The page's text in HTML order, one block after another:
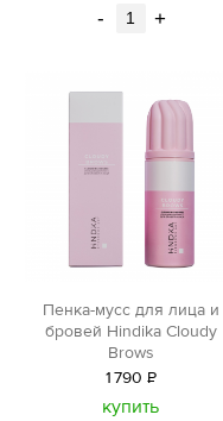
- +
Пенка-мусс для лица и
бровей Hindika Cloudy
Brows
1790 Р
уб.
купить